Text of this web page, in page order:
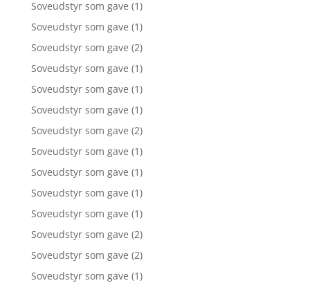
Soveudstyr som gave (1)
Soveudstyr som gave (1)
Soveudstyr som gave (2)
Soveudstyr som gave (1)
Soveudstyr som gave (1)
Soveudstyr som gave (1)
Soveudstyr som gave (2)
Soveudstyr som gave (1)
Soveudstyr som gave (1)
Soveudstyr som gave (1)
Soveudstyr som gave (1)
Soveudstyr som gave (2)
Soveudstyr som gave (2)
Soveudstyr som gave (1)